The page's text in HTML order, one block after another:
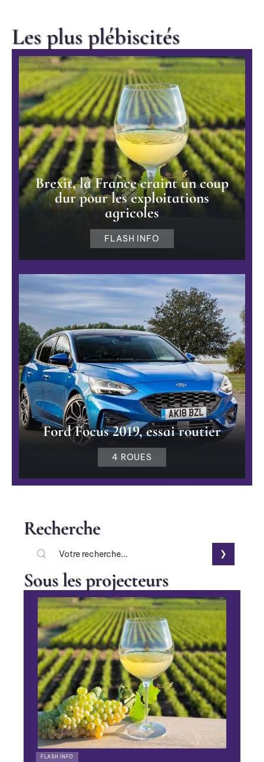
Les plus plébiscités
Brexit, la France craint un coup
dur pour les exploitations
agricoles
FLASH INFO
Ford Focus 2019, essai routier
4 ROUES
Recherche
Sous les projecteurs
FLASH INFO